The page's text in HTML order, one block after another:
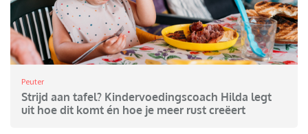
Peuter
Strijd aan tafel? Kindervoedingscoach Hilda legt
uit hoe dit komt én hoe je meer rust creëert